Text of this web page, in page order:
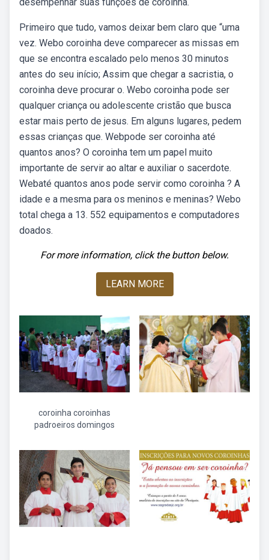
Primeiro que tudo, vamos deixar bem claro que “uma
vez. Webo coroinha deve comparecer as missas em
que se encontra escalado pelo menos 30 minutos
antes do seu início; Assim que chegar a sacristia, o
coroinha deve procurar o. Webo coroinha pode ser
qualquer criança ou adolescente cristão que busca
estar mais perto de jesus. Em alguns lugares, pedem
essas crianças que. Webpode ser coroinha até
quantos anos? O coroinha tem um papel muito
importante de servir ao altar e auxiliar o sacerdote.
Webaté quantos anos pode servir como coroinha ? A
idade e a mesma para os meninos e meninas? Webo
total chega a 13. 552 equipamentos e computadores
doados.
For more information, click the button below.
LEARN MORE
coroinha coroinhas
padroeiros domingos